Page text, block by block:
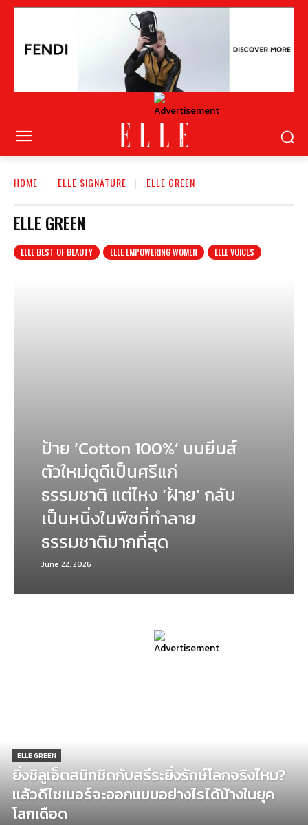
HOME ELLE SIGNATURE ELLE GREEN
ELLE GREEN
ELLE BEST OF BEAUTY ELLE EMPOWERING WOMEN ELLE VOICES
ป้าย ‘Cotton 100%’ บนยีนส์
ตัวใหม่ดูดีเป็นศรีแก่
ธรรมชาติ แต่ไหง ‘ฝ้าย’ กลับ
เป็นหนึ่งในพืชที่ทำลาย
ธรรมชาติมากที่สุด
June 22, 2026
ELLE GREEN
ยิ่งซิลูเอ็ตสนิทชิดกับสรีระยิ่งรักษ์โลกจริงไหม?
แล้วดีไซเนอร์จะออกแบบอย่างไรได้บ้างในยุค
โลกเดือด